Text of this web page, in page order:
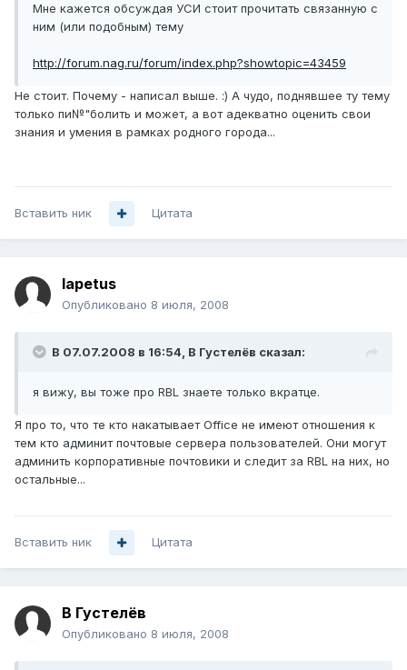
Мне кажется обсуждая УСИ стоит прочитать связанную с
ним (или подобным) тему
http://forum.nag.ru/forum/index.php?showtopic=43459
Не стоит. Почему - написал выше. :) А чудо, поднявшее ту тему
только пи№"болить и может, а вот адекватно оценить свои
знания и умения в рамках родного города...
Вставить ник Цитата
Iapetus
Опубликовано 8 июля, 2008
В 07.07.2008 в 16:54, В Густелёв сказал:
я вижу, вы тоже про RBL знаете только вкратце.
Я про то, что те кто накатывает Office не имеют отношения к
тем кто админит почтовые сервера пользователей. Они могут
админить корпоративные почтовики и следит за RBL на них, но
остальные...
Вставить ник Цитата
В Густелёв
Опубликовано 8 июля, 2008